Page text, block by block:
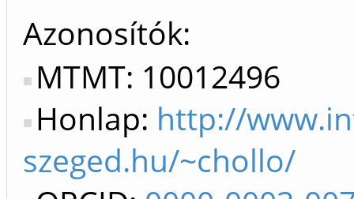
Azonosítók
MTMT: 10012496
Honlap: http://
szeged.hu/~chollo/